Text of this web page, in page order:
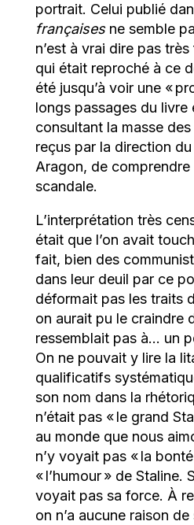
portrait. Celui publié
françaisesne semble
n’est à vrai dire pas
qui était reproché à ce
été jusqu’à voir une «
longs passages du livre
consultant la masse
reçus par la direction
Aragon, de comprendre
scandale.
L’interprétation très
était que l’on avait
fait, bien des
dans leur deuil par ce
déformait pas les traits
on aurait pu le craindre
ressemblait pas à… un
On ne pouvait y lire la
qualificatifs
son nom dans la
n’était pas « le grand
au monde que nous
n’y voyait pas « la
« l’humour » de Staline.
voyait pas sa force. À
on n’a aucune raison